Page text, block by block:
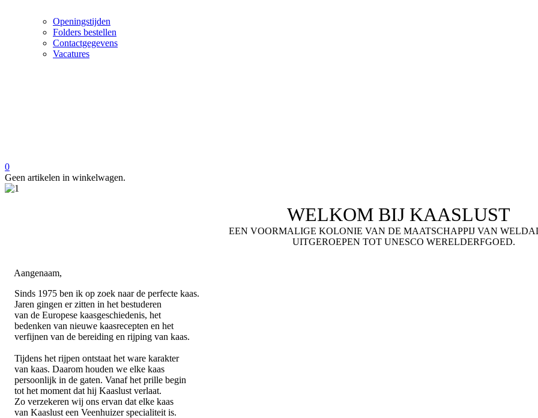
Openingstijden
Folders bestellen
Contactgegevens
Vacatures
0
Geen artikelen in winkelwagen.
WELKOM BIJ KAASLUST
EEN VOORMALIGE KOLONIE VAN DE MAATSCHAPPIJ VAN
UITGEROEPEN TOT UNESCO WERELDERFGOED.
Aangenaam,
Sinds 1975 ben ik op zoek naar de perfecte kaas.
Jaren gingen er zitten in het bestuderen
van de Europese kaasgeschiedenis, het
bedenken van nieuwe kaasrecepten en het
verfijnen van de bereiding en rijping van kaas.
Tijdens het rijpen ontstaat het ware karakter
van kaas. Daarom houden we elke kaas
persoonlijk in de gaten. Vanaf het prille begin
tot het moment dat hij Kaaslust verlaat.
Zo verzekeren wij ons ervan dat elke kaas
van Kaaslust een Veenhuizer specialiteit is.